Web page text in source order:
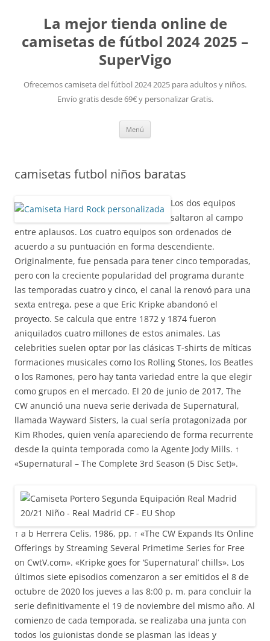
La mejor tienda online de
camisetas de fútbol 2024 2025 –
SuperVigo
Ofrecemos camiseta del fútbol 2024 2025 para adultos y niños.
Envío gratis desde 69€ y personalizar Gratis.
Menú
camisetas futbol niños baratas
Los dos equipos
saltaron al campo
entre aplausos. Los cuatro equipos son ordenados de
acuerdo a su puntuación en forma descendiente.
Originalmente, fue pensada para tener cinco temporadas,
pero con la creciente popularidad del programa durante
las temporadas cuatro y cinco, el canal la renovó para una
sexta entrega, pese a que Eric Kripke abandonó el
proyecto. Se calcula que entre 1872 y 1874 fueron
aniquilados cuatro millones de estos animales. Las
celebrities suelen optar por las clásicas T-shirts de míticas
formaciones musicales como los Rolling Stones, los Beatles
o los Ramones, pero hay tanta variedad entre la que elegir
como grupos en el mercado. El 20 de junio de 2017, The
CW anunció una nueva serie derivada de Supernatural,
llamada Wayward Sisters, la cual sería protagonizada por
Kim Rhodes, quien venía apareciendo de forma recurrente
desde la quinta temporada como la Agente Jody Mills. ↑
«Supernatural – The Complete 3rd Season (5 Disc Set)».
↑ a b Herrera Celis, 1986, pp. ↑ «The CW Expands Its Online
Offerings by Streaming Several Primetime Series for Free
on CwtV.com». «Kripke goes for ‘Supernatural’ chills». Los
últimos siete episodios comenzaron a ser emitidos el 8 de
octubre de 2020 los jueves a las 8:00 p. m. para concluir la
serie definitivamente el 19 de noviembre del mismo año. Al
comienzo de cada temporada, se realizaba una junta con
todos los guionistas donde se plasman las ideas y